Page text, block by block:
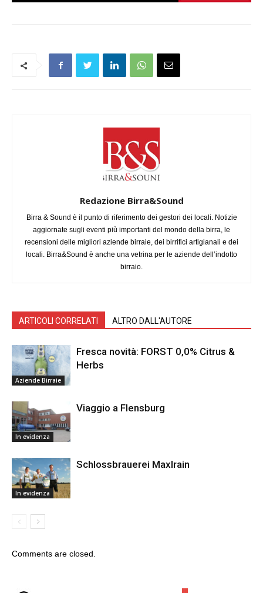
Redazione Birra&Sound
Birra & Sound è il punto di riferimento dei gestori dei locali. Notizie
aggiornate sugli eventi più importanti del mondo della birra, le
recensioni delle migliori aziende birraie, dei birrifici artigianali e dei
locali. Birra&Sound è anche una vetrina per le aziende dell’indotto
birraio.
ARTICOLI CORRELATI ALTRO DALL'AUTORE
Aziende Birraie
Fresca novità: FORST 0,0% Citrus &
Herbs
In evidenza
Viaggio a Flensburg
In evidenza
Schlossbrauerei Maxlrain
Comments are closed.